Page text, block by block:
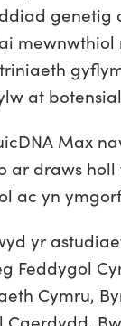
genetig
at
Max
ar draws
ac yn
yr
Feddygol
Cymru,